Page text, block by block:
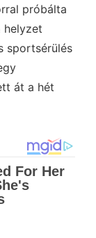
próbálta
helyzet
sportsérülés
át a hét